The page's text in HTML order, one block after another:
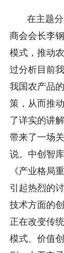
在主题
商会会长李
模式，推动
过分析目前
我国农产品
策，从而推
了详实的讲
带来了一场
说。中创智
《产业格局
引起热烈的
技术方面的
正在改变传
模式、价值